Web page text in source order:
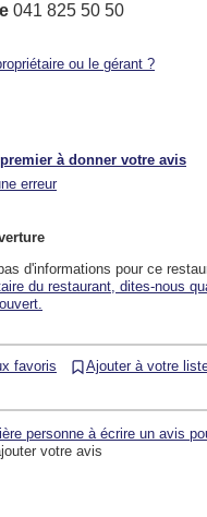
041 825 50 50
ou le gérant ?
à donner votre avis
erreur
d'informations pour ce
du restaurant, dites-nous
favoris Ajouter à votre
personne à écrire un avis
votre avis